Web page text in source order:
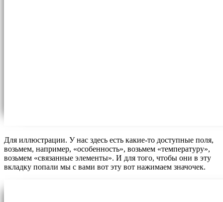
Для иллюстрации. У нас здесь есть какие-то доступные поля,
возьмем, например, «особенность», возьмем «температуру»,
возьмем «связанные элементы». И для того, чтобы они в эту
вкладку попали мы с вами вот эту вот нажимаем значочек.